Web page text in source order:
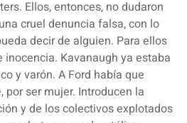
Ellos, entonces, no dudaron
cruel denuncia falsa, con lo
decir de alguien. Para ellos
inocencia. Kavanaugh ya estaba
y varón. A Ford había que
por ser mujer. Introducen la
y de los colectivos explotados